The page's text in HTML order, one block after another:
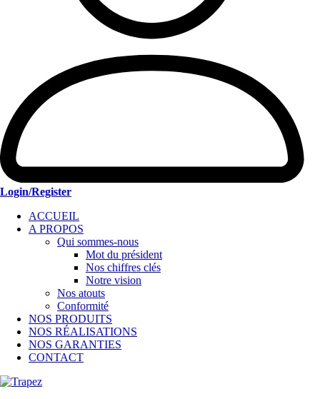
Login/Register
ACCUEIL
A PROPOS
Qui sommes-nous
Mot du président
Nos chiffres clés
Notre vision
Nos atouts
Conformité
NOS PRODUITS
NOS RÉALISATIONS
NOS GARANTIES
CONTACT